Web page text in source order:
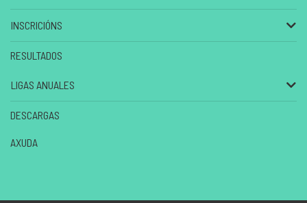
INSCRICIÓNS
RESULTADOS
LIGAS ANUALES
DESCARGAS
AXUDA